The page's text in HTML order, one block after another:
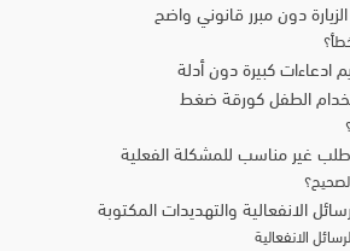
دون مبرر قانوني واضح
ادعاءات كبيرة دون أدلة
الطفل كورقة ضغط
طلب غير مناسب للمشكلة الفعلية
الانفعالية والتهديدات المكتوبة
الانفعالية